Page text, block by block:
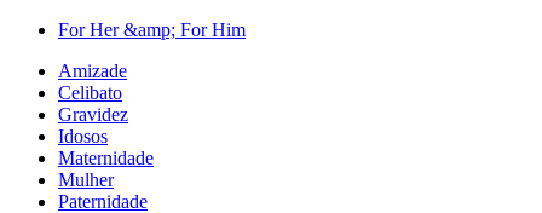
For Her &amp; For Him
Amizade
Celibato
Gravidez
Idosos
Maternidade
Mulher
Paternidade